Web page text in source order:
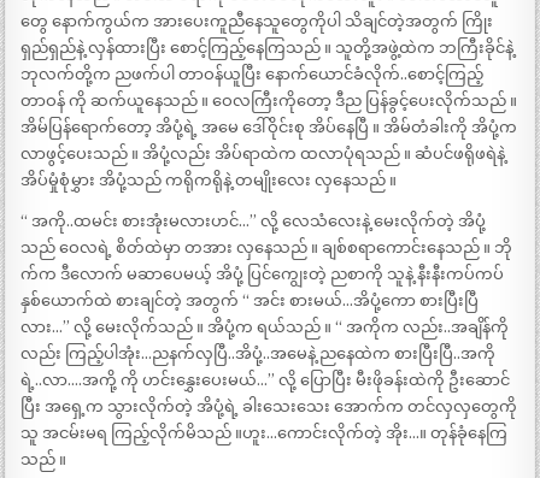
တွေ နောက်ကွယ်က အားပေးကူညီနေသူတွေကိုပါ သိချင်တဲ့အတွက် ကြိုး
ရှည်ရှည်နဲ့ လှန်ထားပြီး စောင့်ကြည့်နေကြသည် ။ သူတို့အဖွဲ့ထဲက ဘကြီးခိုင်နဲ့
ဘုလက်တို့က ညဖက်ပါ တာဝန်ယူပြီး နောက်ယောင်ခံလိုက်..စောင့်ကြည့်
တာဝန် ကို ဆက်ယူနေသည် ။ ဝေလကြီးကိုတော့ ဒီည ပြန်ခွင့်ပေးလိုက်သည် ။
အိမ်ပြန်ရောက်တော့ အိပုံ့ရဲ့ အမေ ဒေါ်ဝိုင်းစု အိပ်နေပြီ ။ အိမ်တံခါးကို အိပုံ့က
လာဖွင့်ပေးသည် ။ အိပုံ့လည်း အိပ်ရာထဲက ထလာပုံရသည် ။ ဆံပင်ဖရိုဖရဲနဲ့
အိပ်မှုံစုံမွှား အိပုံ့သည် ကရိုကရိုနဲ့ တမျိုးလေး လှနေသည် ။
“ အကို..ထမင်း စားအုံးမလားဟင်…” လို့ လေသံလေးနဲ့ မေးလိုက်တဲ့ အိပုံ့
သည် ဝေလရဲ့ စိတ်ထဲမှာ တအား လှနေသည် ။ ချစ်စရာကောင်းနေသည် ။ ဘို
က်က ဒီလောက် မဆာပေမယ့် အိပုံ့ ပြင်ကျွေးတဲ့ ညစာကို သူနဲ့ နီးနီးကပ်ကပ်
နှစ်ယောက်ထဲ စားချင်တဲ့ အတွက် “ အင်း စားမယ်…အိပုံ့ကော စားပြီးပြီ
လား…” လို့ မေးလိုက်သည် ။ အိပုံ့က ရယ်သည် ။ “ အကိုက လည်း..အချိန်ကို
လည်း ကြည့်ပါအုံး…ညနက်လှပြီ..အိပုံ့..အမေနဲ့ ညနေထဲက စားပြီးပြီ..အကို
ရဲ့..လာ….အကို့ ကို ဟင်းနွှေးပေးမယ်…” လို့ ပြောပြီး မီးဖိုခန်းထဲကို ဦးဆောင်
ပြီး အရှေ့က သွားလိုက်တဲ့ အိပုံ့ရဲ့ ခါးသေးသေး အောက်က တင်လှလှတွေကို
သူ အငမ်းမရ ကြည့်လိုက်မိသည် ။ဟူး…ကောင်းလိုက်တဲ့ အိုး…။ တုန်ခုံနေကြ
သည် ။